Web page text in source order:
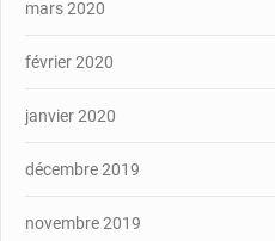
mars 2020
février 2020
janvier 2020
décembre 2019
novembre 2019